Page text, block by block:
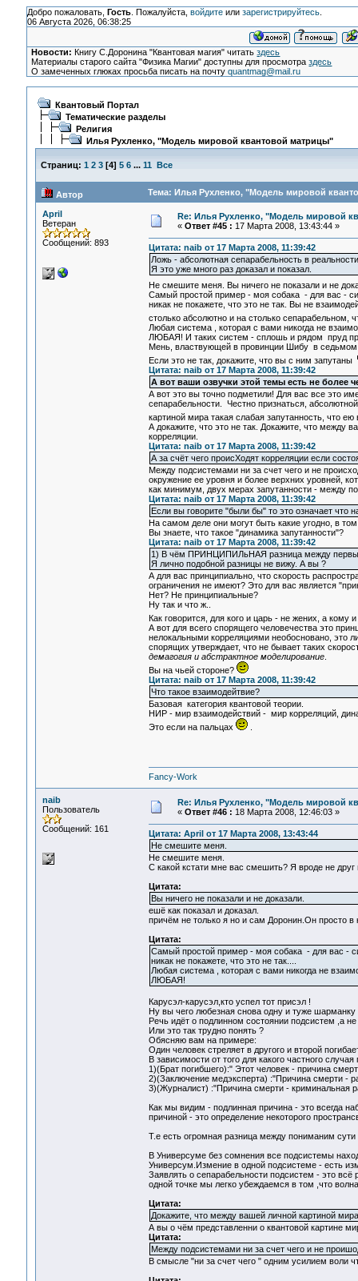
Добро пожаловать, Гость. Пожалуйста, войдитеили зарегистрируйтесь.
06 Августа 2026, 06:38:25
Новости: Книгу С.Доронина "Квантовая магия" читатьздесь
Материалы старого сайта "Физика Магии" доступны для просмотраздесь
О замеченных глюках просьба писать на почтуquantmag@mail.ru
Квантовый Портал
Тематические разделы
Религия
Илья Рухленко, "Модель мировой квантовой матрицы"
Страниц: 1 2 3[4] 5 6 ... 11 Все
Автор Тема: Илья Рухленко, "Модель мировой
April
Ветеран
Сообщений: 893
Re: Илья Рухленко, "Модель мировой
« Ответ #45 : 17 Марта 2008, 13:43:44 »
Цитата: naib от 17 Марта 2008, 11:39:42
Ложь - абсолютная сепарабельность в
Я это уже много раз доказал и показал.
Не смешите меня. Вы ничего не показали и не
Самый простой пример - моя собака - для вас -
никак не покажете, что это не так. Вы не
столько абсолютно и на столько сепарабельном,
Любая система , которая с вами никогда не
ЛЮБАЯ! И таких систем - сплошь и рядом пруд
Мень, властвующей в провинции Шибу в седьмом
Если это не так, докажите, что вы с ним запутаны
Цитата: naib от 17 Марта 2008, 11:39:42
А вот ваши озвучки этой темы есть не более
А вот это вы точно подметили! Для вас все это
сепарабельности. Честно признаться,
картиной мира такая слабая запутанность, что
А докажите, что это не так. Докажите, что между
корреляции.
Цитата: naib от 17 Марта 2008, 11:39:42
А за счёт чего происХодят корреляции если
Между подсистемами ни за счет чего и не
окружение ее уровня и более верхних уровней,
как минимум, двух мерах запутанности - между
Цитата: naib от 17 Марта 2008, 11:39:42
Если вы говорите "были бы" то это означает что
На самом деле они могут быть какие угодно, в
Вы знаете, что такое "динамика запутанности"?
Цитата: naib от 17 Марта 2008, 11:39:42
1) В чём ПРИНЦИПИЛьНАЯ разница между
Я лично подобной разницы не вижу. А вы ?
А для вас принципиально, что скорость
ограничения не имеют? Это для вас является
Нет? Не принципиальные?
Ну так и что ж..
Как говорится, для кого и царь - не жених, а кому
А вот для всего спорящего человечества это
нелокальными корреляциями необосновано, это
спорящих утверждает, что не бывает таких
демагогия и абстрактное моделирование.
Вы на чьей стороне?
Цитата: naib от 17 Марта 2008, 11:39:42
Что такое взаимодейтвие?
Базовая категория квантовой теории.
НИР - мир взаимодействий - мир корреляций,
Это если на пальцах
.
Fancy-Work
naib
Пользователь
Сообщений: 161
Re: Илья Рухленко, "Модель мировой
« Ответ #46 : 18 Марта 2008, 12:46:03 »
Цитата: April от 17 Марта 2008, 13:43:44
Не смешите меня.
Не смешите меня.
С какой кстати мне вас смешить? Я вроде не
Цитата:
Вы ничего не показали и не доказали.
ешё как показал и доказал.
причём не только я но и сам Доронин.Он просто в
Цитата:
Самый простой пример - моя собака - для вас -
никак не покажете, что это не так....
Любая система , которая с вами никогда не
ЛЮБАЯ!
Карусэл-карусэл,кто успел тот присэл !
Ну вы чего любезная снова одну и туже
Речь идёт о подлинном состоянии подсистем ,а
Или это так трудно понять ?
Обясняю вам на примере:
Один человек стреляет в другого и второй
В зависимости от того для какого частного
1)(Брат погибшего):" Этот человек - причина
2)(Заключение медэксперта) :"Причина смерти -
3)(Журналист) :"Причина смерти - криминальная
Как мы видим - подлинная причина - это всегда
причиной - это определение некоторого
Т.е есть огромная разница между пониманим
В Универсуме без сомнения все подсистемы
Универсум.Измение в одной подсистеме - есть
Заявлять о сепарабельности подсистем - это
одной точке мы легко убеждаемся в том ,что
Цитата:
Докажите, что между вашей личной картиной
А вы о чём представленни о квантовой картине
Цитата:
Между подсистемами ни за счет чего и не
В смысле "ни за счет чего " одним усилием воли